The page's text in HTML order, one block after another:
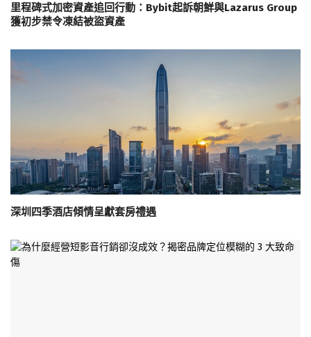
里程碑式加密資產追回行動：Bybit起訴朝鮮與Lazarus Group
獲初步禁令凍結被盜資產
深圳四季酒店傾情呈獻套房禮遇